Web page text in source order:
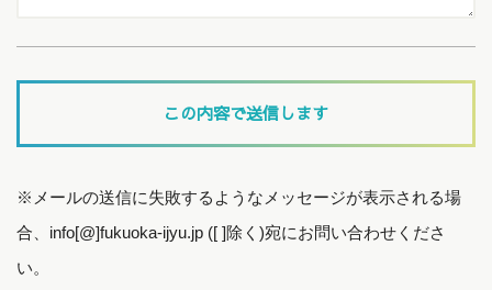
※メールの送信に失敗するようなメッセージが表示される場
合、info[@]fukuoka-ijyu.jp ([ ]除く)宛にお問い合わせくださ
い。